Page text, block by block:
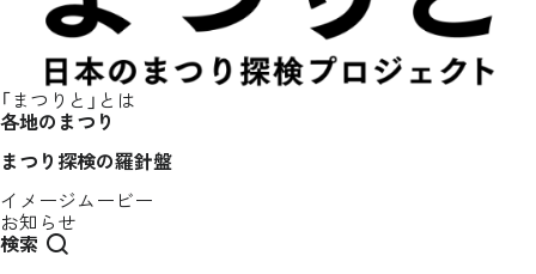
「まつりと」とは
各地のまつり
まつり探検の羅針盤
イメージムービー
お知らせ
検索